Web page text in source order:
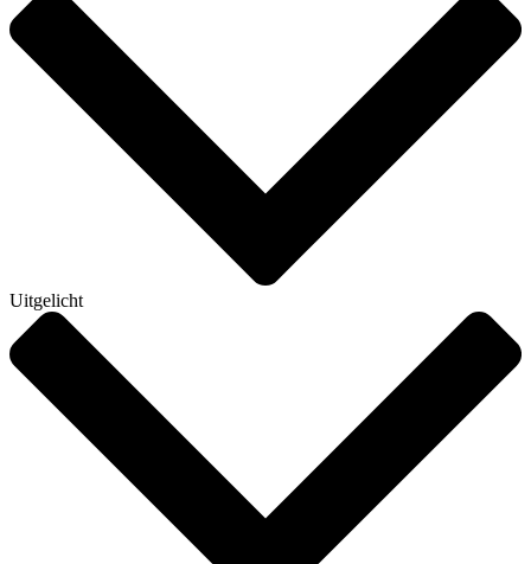
Uitgelicht